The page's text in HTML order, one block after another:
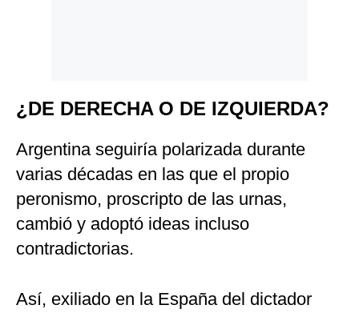
¿DE DERECHA O DE IZQUIERDA?
Argentina seguiría polarizada durante
varias décadas en las que el propio
peronismo, proscripto de las urnas,
cambió y adoptó ideas incluso
contradictorias.
Así, exiliado en la España del dictador